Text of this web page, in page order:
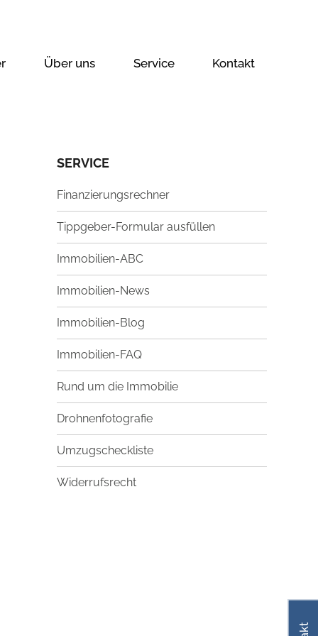
Über uns Service Kontakt
SERVICE
Finanzierungsrechner
Tippgeber-Formular ausfüllen
Immobilien-ABC
Immobilien-News
Immobilien-Blog
Immobilien-FAQ
Rund um die Immobilie
Drohnenfotografie
Umzugscheckliste
Widerrufsrecht